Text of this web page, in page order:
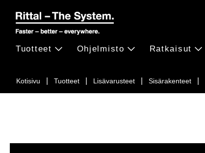
Kotisivu Tuotteet Lisävarusteet Sisärakenteet
Tuotteet Ohjelmisto Ratkaisut